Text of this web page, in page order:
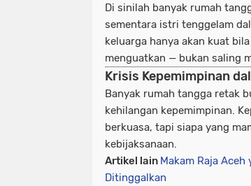
Di sinilah banyak rumah
sementara istri tenggelam
keluarga hanya akan kuat
menguatkan — bukan saling
Krisis Kepemimpinan
Banyak rumah tangga retak
kehilangan kepemimpinan.
berkuasa, tapi siapa yang
kebijaksanaan.
Artikel lain Makam Raja
Ditinggalkan